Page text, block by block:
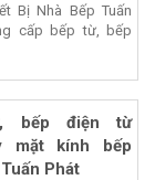
Bị Nhà Bếp Tuấn
cấp bếp từ, bếp
bếp điện từ
mặt kính bếp
Phát